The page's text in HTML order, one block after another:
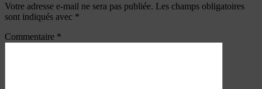
Votre adresse e-mail ne sera pas publiée. Les champs obligatoires
sont indiqués avec *
Commentaire *